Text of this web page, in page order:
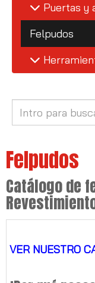
Puertas y
Felpudos
Felpudos
Catálogo de
VER NUESTRO